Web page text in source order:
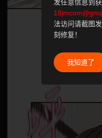
发任意信息到
法访问请截图
刻修复！
我知道了